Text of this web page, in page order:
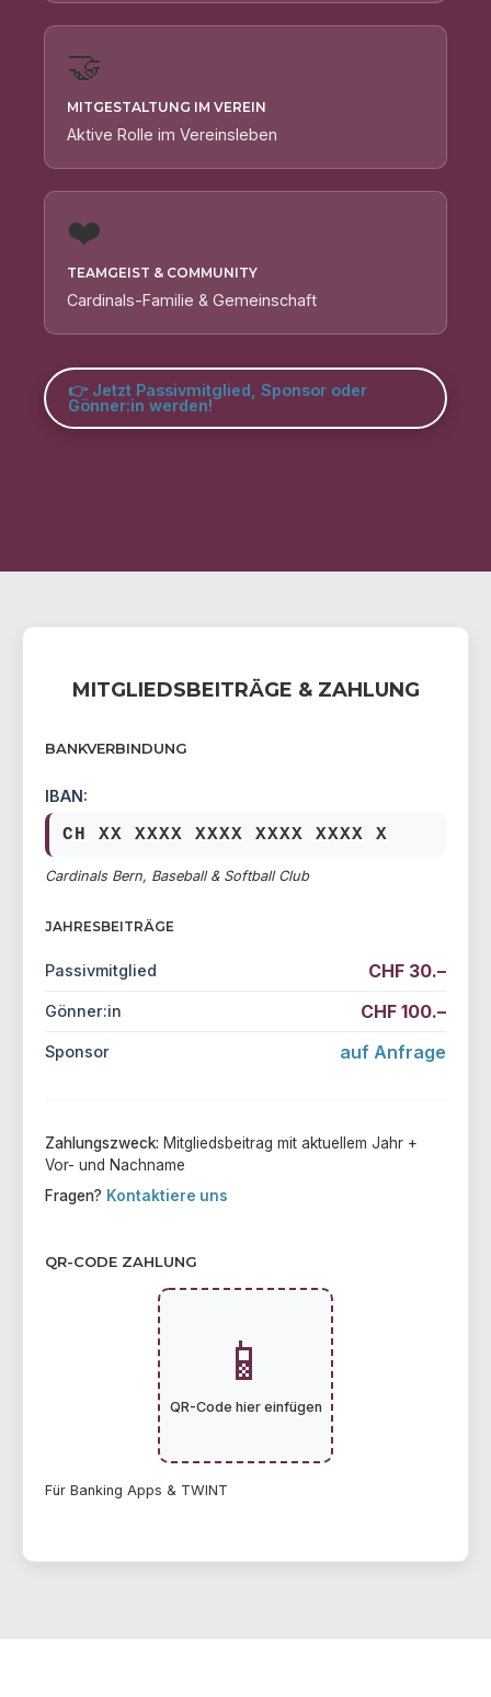
🤝
Mitgestaltung im Verein
Aktive Rolle im Vereinsleben
❤️
Teamgeist & Community
Cardinals-Familie & Gemeinschaft
👉 Jetzt Passivmitglied, Sponsor oder
Gönner:in werden!
Mitgliedsbeiträge & Zahlung
QR-Code Zahlung
📱
QR-Code hier einfügen
Für Banking Apps & TWINT
Bankverbindung
IBAN:
CH XX XXXX XXXX XXXX XXXX X
Cardinals Bern, Baseball & Softball Club
Jahresbeiträge
Passivmitglied CHF 30.–
Gönner:in CHF 100.–
Sponsor auf Anfrage
Zahlungszweck: Mitgliedsbeitrag mit aktuellem Jahr +
Vor- und Nachname
Fragen? Kontaktiere uns